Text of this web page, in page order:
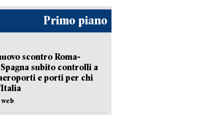
Primo piano
scontro Roma-
subito controlli a
e porti per chi